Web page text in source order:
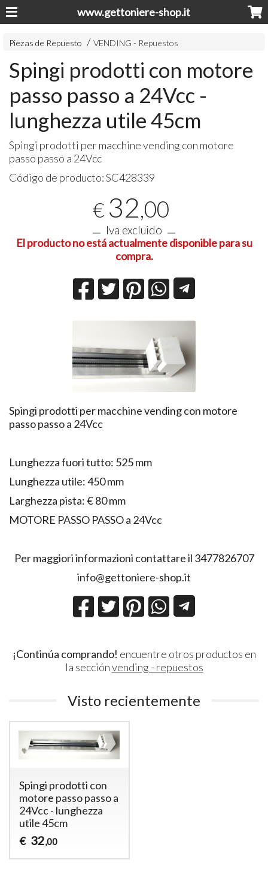
www.gettoniere-shop.it
Piezas de Repuesto VENDING - Repuestos
Spingi prodotti con motore
passo passo a 24Vcc -
lunghezza utile 45cm
Spingi prodotti per macchine vending con motore
passo passo a 24Vcc
Código de producto:SC428339
€ 32,00
Iva excluido
El producto no está actualmente disponible para su
compra.
Spingi prodotti per macchine vending con motore
passo passo a 24Vcc
Lunghezza fuori tutto: 525 mm
Lunghezza utile: 450 mm
Larghezza pista: € 80 mm
MOTORE PASSO PASSO a 24Vcc
Per maggiori informazioni contattare il 3477826707
info@gettoniere-shop.it
¡Continúa comprando! encuentre otros productos en
la secciónvending - repuestos
Visto recientemente
Spingi prodotti con
motore passo passo a
24Vcc - lunghezza
utile 45cm
€ 32,00